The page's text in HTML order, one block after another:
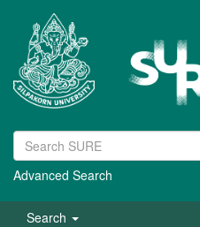
Advanced Search
Search